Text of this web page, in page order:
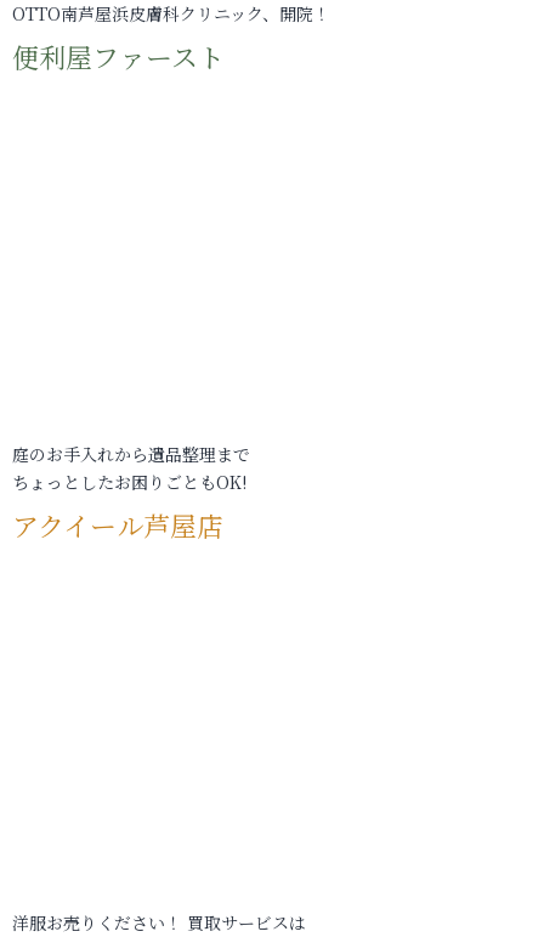
OTTO南芦屋浜皮膚科クリニック、開院！
便利屋ファースト
庭のお手入れから遺品整理まで
ちょっとしたお困りごともOK!
アクイール芦屋店
洋服お売りください！ 買取サービスは